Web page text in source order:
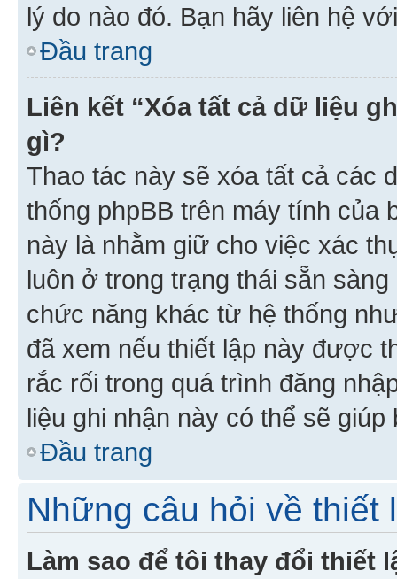
lý do nào đó. Bạn hãy liên hệ
Đầu trang
Liên kết “Xóa tất cả dữ liệu
gì?
Thao tác này sẽ xóa tất cả các
thống phpBB trên máy tính của
này là nhằm giữ cho việc xác
luôn ở trong trạng thái sẵn
chức năng khác từ hệ thống
đã xem nếu thiết lập này được
rắc rối trong quá trình đăng
liệu ghi nhận này có thể sẽ
Đầu trang
Những câu hỏi về thiết
Làm sao để tôi thay đổi thiết